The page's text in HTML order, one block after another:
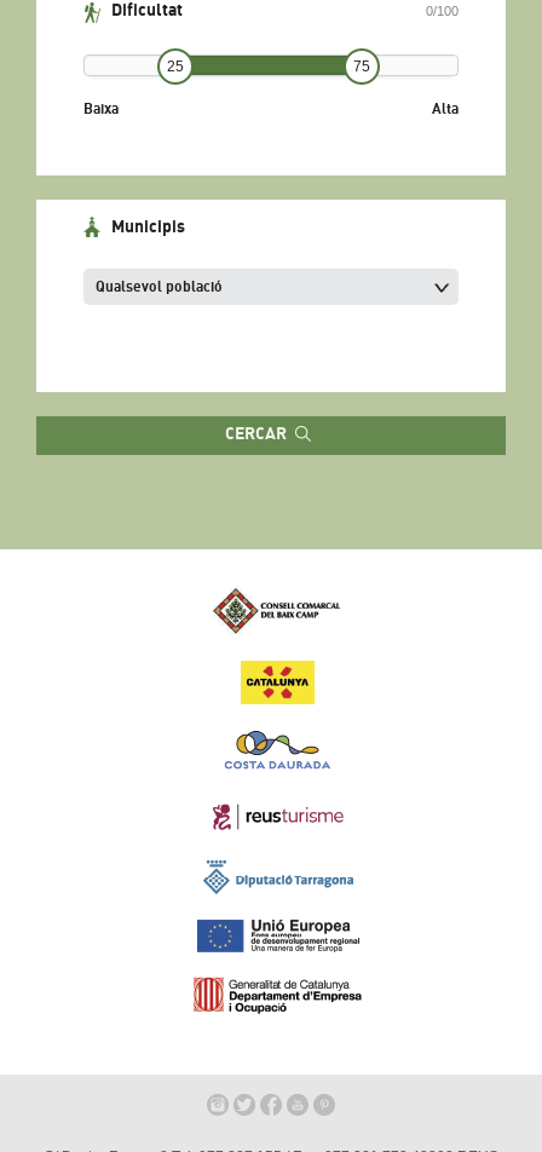
Dificultat 0/100
25 75
Baixa Alta
Municipis
CERCAR